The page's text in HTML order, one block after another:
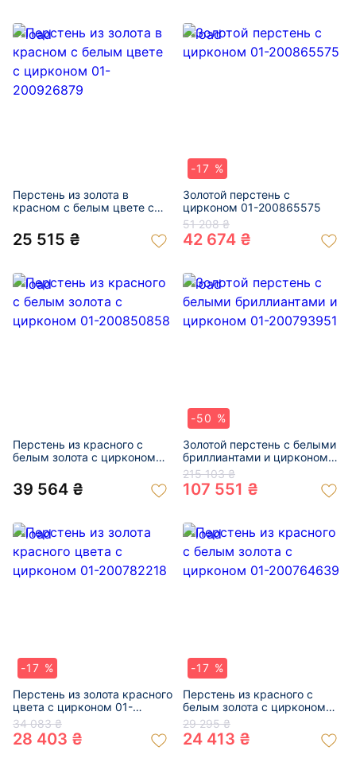
Перстень из золота в
красном с белым цвете с
25 515 ₴
-17 %
Золотой перстень с
цирконом 01-200865575
51 208 ₴
42 674 ₴
Перстень из красного с
белым золота с цирконом
39 564 ₴
-50 %
Золотой перстень с белыми
бриллиантами и цирконом
01-200793951
215 103 ₴
107 551 ₴
-17 %
Перстень из золота красного
цвета с цирконом 01-
200782218
34 083 ₴
28 403 ₴
-17 %
Перстень из красного с
белым золота с цирконом
01-200764639
29 295 ₴
24 413 ₴